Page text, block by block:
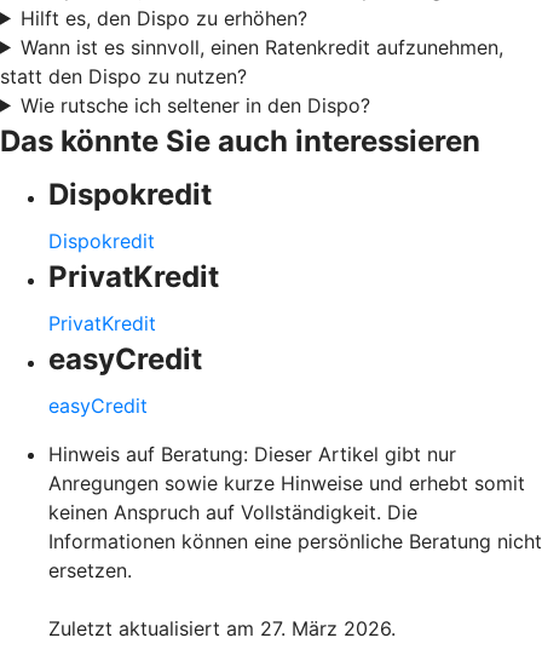
Hilft es, den Dispo zu erhöhen?
Wann ist es sinnvoll, einen Ratenkredit aufzunehmen,
statt den Dispo zu nutzen?
Wie rutsche ich seltener in den Dispo?
Das könnte Sie auch interessieren
Dispokredit
Dispokredit
PrivatKredit
PrivatKredit
easyCredit
easyCredit
Hinweis auf Beratung: Dieser Artikel gibt nur
Anregungen sowie kurze Hinweise und erhebt somit
keinen Anspruch auf Vollständigkeit. Die
Informationen können eine persönliche Beratung nicht
ersetzen.
Zuletzt aktualisiert am 27. März 2026.